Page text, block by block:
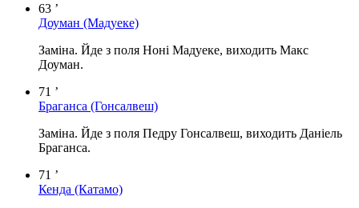
63 ’
Доуман (Мадуеке)
Заміна. Йде з поля Ноні Мадуеке, виходить Макс
Доуман.
71 ’
Браганса (Гонсалвеш)
Заміна. Йде з поля Педру Гонсалвеш, виходить Даніель
Браганса.
71 ’
Кенда (Катамо)